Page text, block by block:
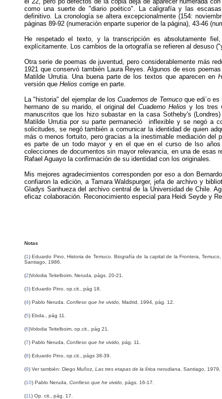
como una suerte de "diario poético". La caligrafía y las
definitivo. La cronología se altera excepcionalmente (154:
páginas 89-92 (numeración enparte superior de la página), 43-46
He respetado el texto, y la transcripción es absolutamente
explícitamente. Los cambios de la ortografía se refieren al desuso
Otra serie de poemas de juventud, pero considerablemente más
1921 que conservó también Laura Reyes. Algunos de esos
Matilde Urrutia. Una buena parte de los textos que aparecen en
versión que Helios corrige en parte.
La "historia" del ejemplar de losCuadernos de Temucoque edi´o es
hermano de su marido, el original delCuaderno Heliosy los tres
manuscritos que los hizo subastar en la casa Sotheby's
Matilde Urrutia por su parte permaneció inflexible y se negó a
solicitudes, se negó también a comunicar la identidad de quien
más o menos fortuito, pero gracias a la inestimable mediación del
es parte de un todo mayor y en el que en el curso de lso años
colecciones de documentos sin mayor relevancia, en una de esas
Rafael Aguayo la confirmación de su identidad con los originales.
Mis mejores agradecimientos corresponden por eso a don
confiaron la edición, a Tamara Waldspurger, jefa de archivo y
Gladys Sanhueza del archivo central de la Universidad de Chile.
eficaz colaboración. Reconocimiento especial para Heidi Seyde y
Notas
(1) Eduardo Pino, Historia de Temuco. Biografía de la capital de la Frontera,
Santiago, 1986.
(2)Volodia Teitelboim, Neruda, págs. 20-21.
(3) Eduardo Pino, op.cit., pág 18.
(4) Pablo Neruda. Confieso que he vivido, Madrid, 1994, pág. 12.
(5) Ebda., pág 11.
(6)Volodia Teitelboim, op.cit., pág 21.
(7) Pablo Neruda, Confieso que he vivido, pág. 11.
(8) Eduardo Pino, op.cit., págs 38-39.
(9) Ver también: Diego Muñoz, Las tres etapas de la lírica nerudiana, Santiago, 1979,
(10) Pablo Neruda, Confieso que he vivido, págs. 16-17.
(11) Op. cit., pág. 17.